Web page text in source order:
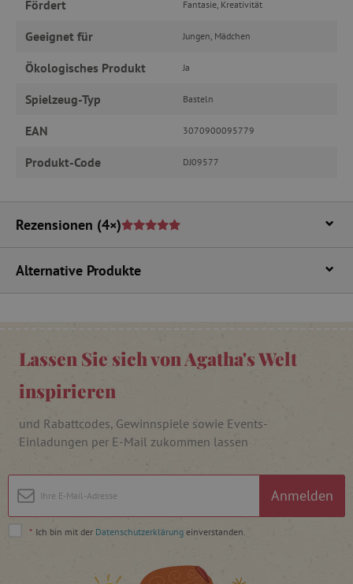
Fördert Fantasie, Kreativität
Geeignet für Jungen, Mädchen
Ökologisches Produkt Ja
Spielzeug-Typ Basteln
EAN 3070900095779
Produkt-Code DJ09577
Rezensionen (4×)
Alternative Produkte
Lassen Sie sich von Agatha's Welt
inspirieren
und Rabattcodes, Gewinnspiele sowie Events-
Einladungen per E-Mail zukommen lassen
Anmelden
* Ich bin mit der Datenschutzerklärung einverstanden.
Ohne die unbedingt erforderlichen Cookies
verwendet werden.
PHPSESSID
__cf_bm
.ct.pinterest.com
FPAU .agathaswelt.de
_lb .agathaswelt.de